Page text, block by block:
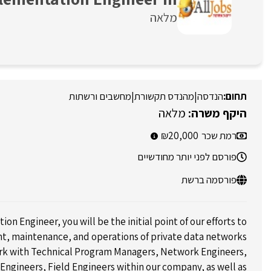
מלאה
הנדסה|מהנדס תקשורת|מחשבים ורשתות
מלאה
רמת שכר 20,000
פורסם לפני יותר מחודשיים
פורסמה ברשת
Engineer, you will be the initial point of our efforts to
maintenance, and operations of private data networks
with Technical Program Managers, Network Engineers,
Field Engineers within our company, as well as